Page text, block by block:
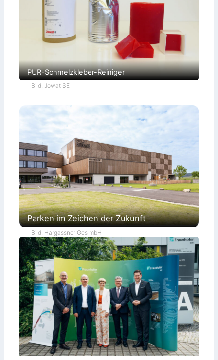
PUR-Schmelzkleber-Reiniger
Bild: Jowat SE
Parken im Zeichen der Zukunft
Bild: Hargassner Ges mbH